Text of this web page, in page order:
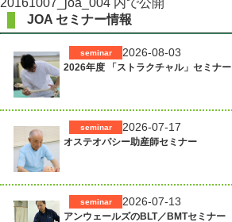
日:
サ
イ
ズ
投
稿
ナ
ビ
ゲ
シ
ョ
ン
JOA セミナー情報
2026-08-03
seminar
2026年度 「ストラクチャル」セミナー
2026-07-17
seminar
オステオパシー助産師セミナー
2026-07-13
seminar
アンウェールズのBLT／BMTセミナー